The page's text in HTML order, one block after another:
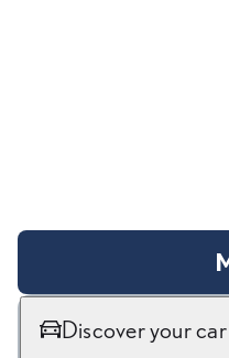
Discover your car